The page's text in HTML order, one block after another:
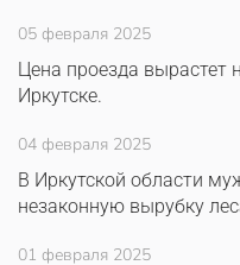
05 февраля 2025
Цена проезда вырастет
Иркутске.
04 февраля 2025
В Иркутской области
незаконную вырубку
01 февраля 2025